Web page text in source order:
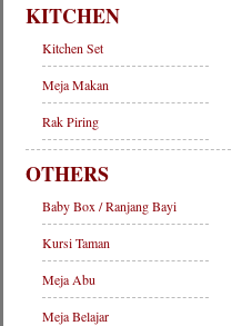
KITCHEN
Kitchen Set
Meja Makan
Rak Piring
OTHERS
Baby Box / Ranjang Bayi
Kursi Taman
Meja Abu
Meja Belajar